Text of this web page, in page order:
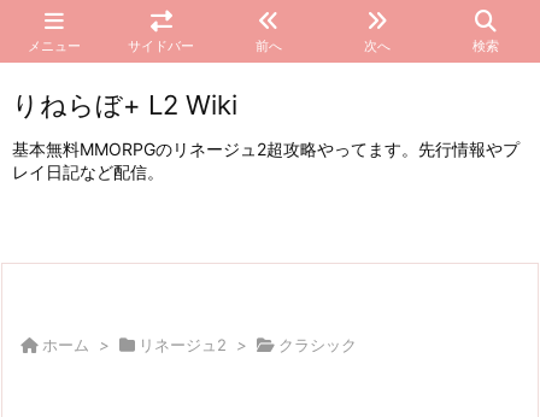
メニュー サイドバー 前へ 次へ 検索
りねらぼ+ L2 Wiki
基本無料MMORPGのリネージュ2超攻略やってます。先行情報やプ
レイ日記など配信。
ホーム > リネージュ2 > クラシック